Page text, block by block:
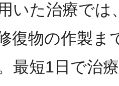
いた治療では
復物の作製ま
最短1日で治